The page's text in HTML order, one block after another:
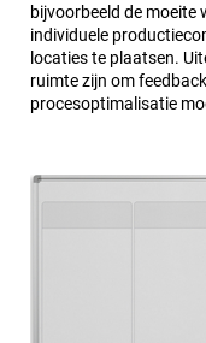
bijvoorbeeld de moeite
individuele
locaties te plaatsen.
ruimte zijn om
procesoptimalisatie